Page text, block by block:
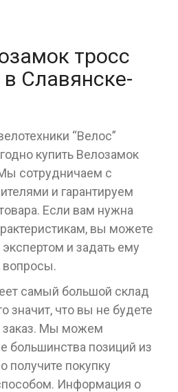
тросс
Славянске-
“Велос”
купить Велозамок
сотрудничаем с
и гарантируем
Если вам нужна
вы можете
и задать ему
самый большой склад
значит, что вы не будете
Мы можем
большинства позиций из
получите покупку
Информация о